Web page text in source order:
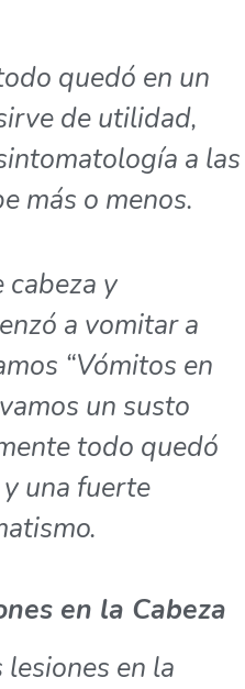
quedó en un
de utilidad,
a las
más o menos.
cabeza y
a vomitar a
“Vómitos en
un susto
todo quedó
una fuerte
en la Cabeza
en la